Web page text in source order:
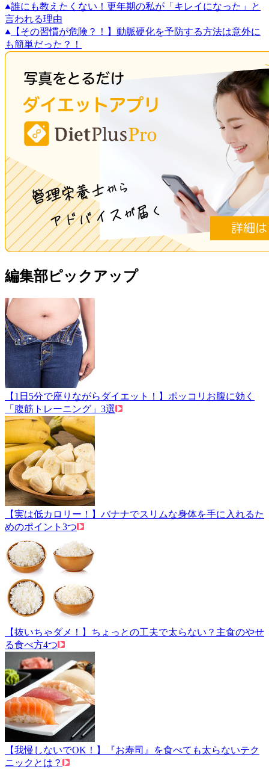
誰にも教えたくない！更年期の私が「キレイになった」と
言われる理由
【その習慣が危険？！】動脈硬化を予防する方法は意外に
も簡単だった？！
編集部ピックアップ
【1日5分で座りながらダイエット！】ポッコリお腹に効く
「腹筋トレーニング」3選
【実は低カロリー！】バナナでスリムな身体を手に入れるた
めのポイント3つ
【抜いちゃダメ！】ちょっとの工夫で太らない？主食のやせ
る食べ方4つ
【我慢しないでOK！】『お寿司』を食べても太らないテク
ニックとは？